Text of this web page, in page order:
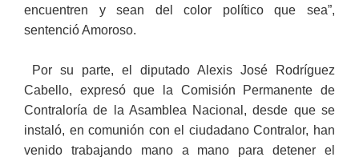
encuentren y sean del color político que sea”,
sentenció Amoroso.
Por su parte, el diputado Alexis José Rodríguez
Cabello, expresó que la Comisión Permanente de
Contraloría de la Asamblea Nacional, desde que se
instaló, en comunión con el ciudadano Contralor, han
venido trabajando mano a mano para detener el